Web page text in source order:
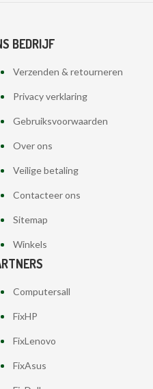
BEDRIJF
Verzenden & retourneren
Privacy verklaring
Gebruiksvoorwaarden
Over ons
Veilige betaling
Contacteer ons
Sitemap
Winkels
Computersall
FixHP
FixLenovo
FixAsus